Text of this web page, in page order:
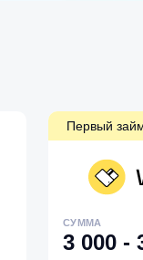
Первый
СУММА
3 000 -